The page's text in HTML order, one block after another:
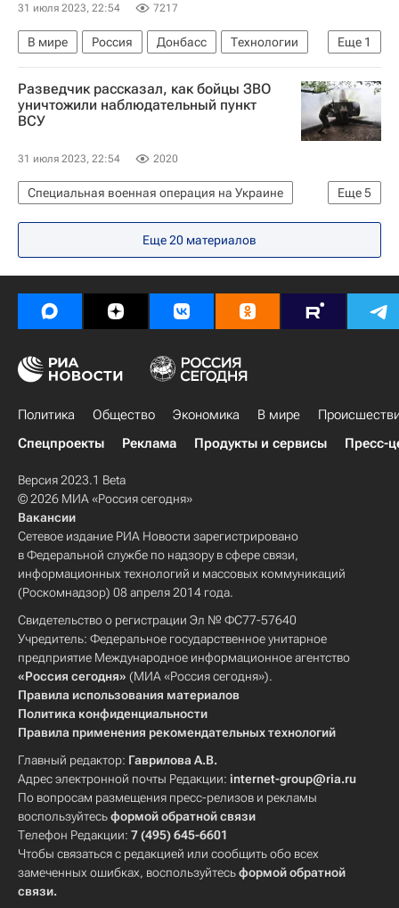
31 июля 2023, 22:54 7217
Еще 1
В мире Россия Донбасс
Технологии
Луганская Народная Республика
Разведчик рассказал, как бойцы ЗВО
уничтожили наблюдательный пункт
ВСУ
31 июля 2023, 22:54 2020
Еще5
Специальная военная операция на Украине
Украина
Вооруженные силы Украины
Вооруженные силы РФ
Западный военный округ (ЗВО)
Министерство обороны РФ (Минобороны РФ)
Еще 20 материалов
Политика Общество Экономика В мире
Спецпроекты
Реклама Продукты и сервисы Пресс-
Версия 2023.1 Beta
© 2026 МИА «Россия сегодня»
Вакансии
Сетевое издание РИА Новости зарегистрировано
в Федеральной службе по надзору в сфере связи,
информационных технологий и массовых коммуникаций
(Роскомнадзор) 08 апреля 2014 года.
Свидетельство о регистрации Эл № ФС77-57640
Учредитель: Федеральное государственное унитарное
предприятие Международное информационное агентство
«Россия сегодня» (МИА «Россия сегодня»).
Правила использования материалов
Политика конфиденциальности
Правила применения рекомендательных технологий
Главный редактор: Гаврилова А.В.
Адрес электронной почты Редакции: internet-group@ria.ru
По вопросам размещения пресс-релизов и рекламы
воспользуйтесьформой обратной связи
Телефон Редакции: 7 (495) 645-6601
Чтобы связаться с редакцией или сообщить обо всех
замеченных ошибках, воспользуйтесьформой обратной
связи.